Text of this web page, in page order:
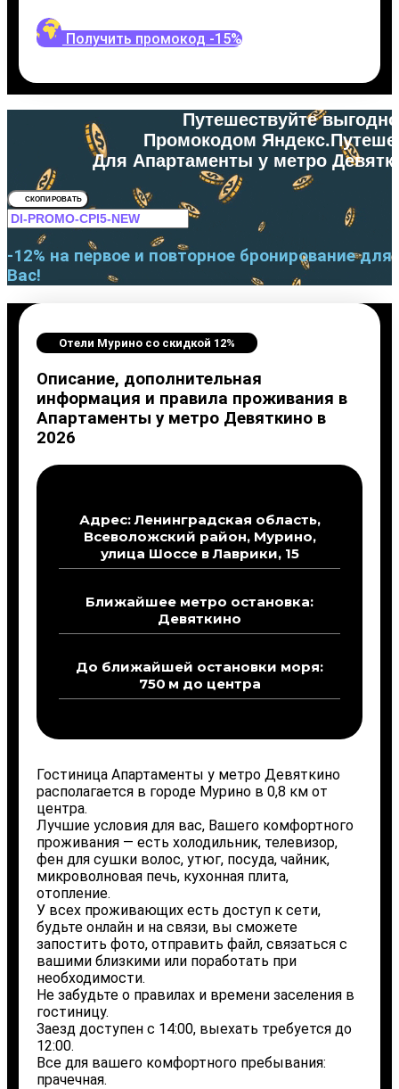
Получить промокод -15%
Путешествуйте
Промокодом
Для Апартаменты у метро
СКОПИРОВАТЬ
-12% на первое и повторное бронирование для
Вас!
Отели Мурино со скидкой 12%
Описание, дополнительная
информация и правила проживания в
Апартаменты у метро Девяткино в
2026
Адрес: Ленинградская область,
Всеволожский район, Мурино,
улица Шоссе в Лаврики, 15
Ближайшее метро остановка:
Девяткино
До ближайшей остановки моря:
750 м до центра
Гостиница Апартаменты у метро Девяткино
располагается в городе Мурино в 0,8 км от
центра.
Лучшие условия для вас, Вашего комфортного
проживания — есть холодильник, телевизор,
фен для сушки волос, утюг, посуда, чайник,
микроволновая печь, кухонная плита,
отопление.
У всех проживающих есть доступ к сети,
будьте онлайн и на связи, вы сможете
запостить фото, отправить файл, связаться с
вашими близкими или поработать при
необходимости.
Не забудьте о правилах и времени заселения в
гостиницу.
Заезд доступен с 14:00, выехать требуется до
12:00.
Все для вашего комфортного пребывания:
прачечная.